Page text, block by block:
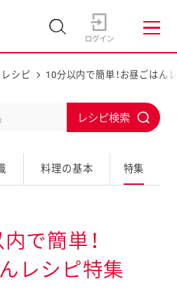
シピ 10分以内で簡単！お昼ごはん
料理の基本 特集
b
t
で簡単！
レシピ特集